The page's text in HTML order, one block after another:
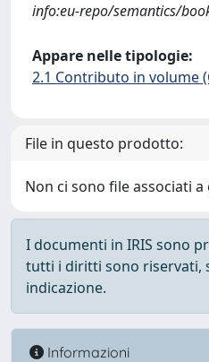
info:eu-repo/semantics/
Appare nelle tipologie:
2.1 Contributo in volume
File in questo prodotto:
Non ci sono file associati
I documenti in IRIS sono
tutti i diritti sono riservati,
indicazione.
Informazioni